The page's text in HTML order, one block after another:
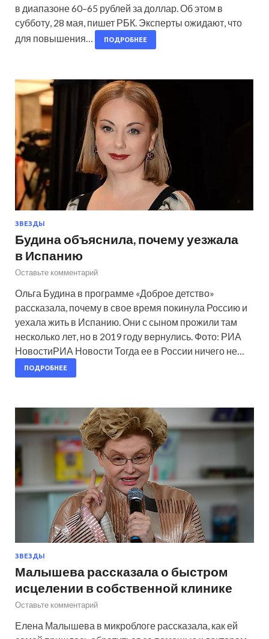
в диапазоне 60–65 рублей за доллар. Об этом в
субботу, 28 мая, пишет РБК. Эксперты ожидают, что
для повышения…
ПОДРОБНЕЕ
ЗВЕЗДЫ
Будина объяснила, почему уезжала
в Испанию
Оставьте комментарий
Ольга Будина в программе «Доброе детство»
рассказала, почему в свое время покинула Россию и
уехала жить в Испанию. Они с сыном прожили там
несколько лет, но в 2019 году вернулись. Фото: РИА
НовостиРИА Новости Тогда ее в России ничего не…
ПОДРОБНЕЕ
ЗВЕЗДЫ
Малышева рассказала о быстром
исцелении в собственной клинике
Оставьте комментарий
Елена Малышева в микроблоге рассказала, как ей